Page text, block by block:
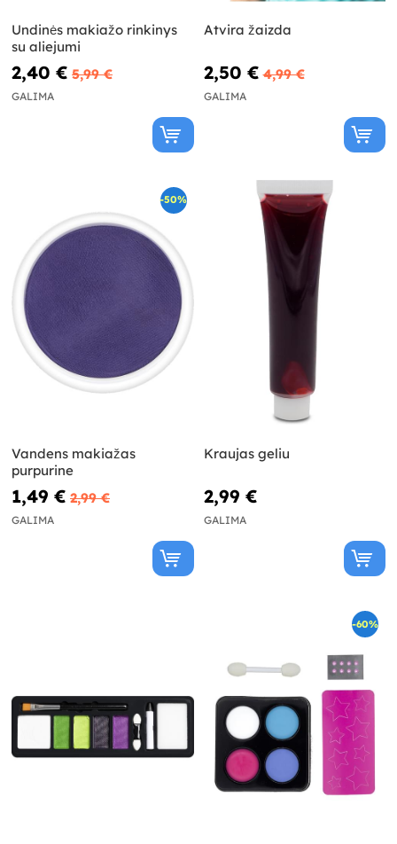
Undinės makiažo rinkinys
su aliejumi
2,40 € 5,99 €
GALIMA
Atvira žaizda
2,50 € 4,99 €
GALIMA
-50%
Vandens makiažas
purpurine
1,49 € 2,99 €
GALIMA
Kraujas geliu
2,99 €
GALIMA
-60%